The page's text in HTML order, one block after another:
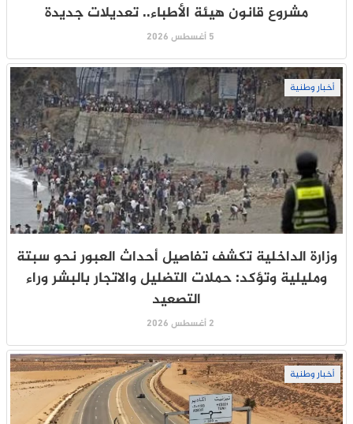
مشروع قانون هيئة الأطباء.. تعديلات جديدة
5 أغسطس 2026
أخبار وطنية
وزارة الداخلية تكشف تفاصيل أحداث العبور نحو سبتة
ومليلية وتؤكد: حملات التضليل والاتجار بالبشر وراء
التصعيد
2 أغسطس 2026
أخبار وطنية